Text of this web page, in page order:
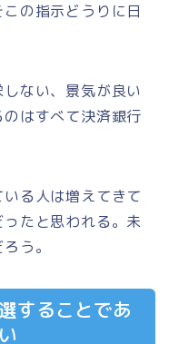
の指示どうりに日
ない、景気が良い
はすべて決済銀行
る人は増えてきて
たと思われる。未
う。
することであ